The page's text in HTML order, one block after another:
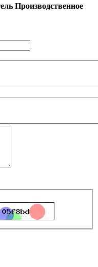
Производственное